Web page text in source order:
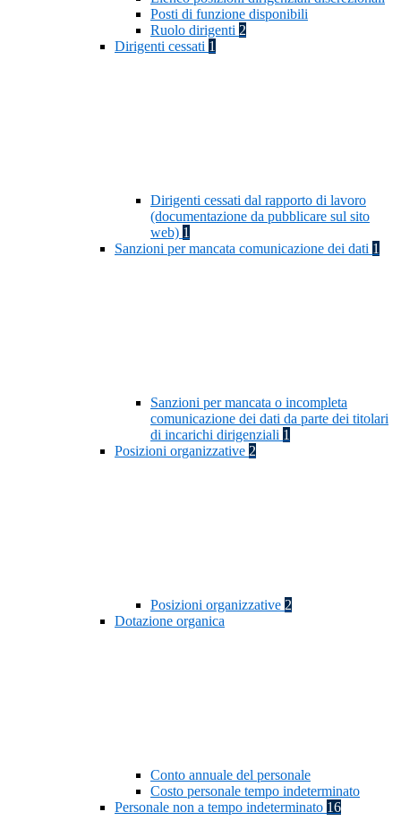
Posti di funzione disponibili
Ruolo dirigenti 2
Dirigenti cessati 1
Dirigenti cessati dal rapporto di lavoro
(documentazione da pubblicare sul sito
web) 1
Sanzioni per mancata comunicazione dei dati 1
Sanzioni per mancata o incompleta
comunicazione dei dati da parte dei titolari
di incarichi dirigenziali 1
Posizioni organizzative 2
Posizioni organizzative 2
Dotazione organica
Conto annuale del personale
Costo personale tempo indeterminato
Personale non a tempo indeterminato 16